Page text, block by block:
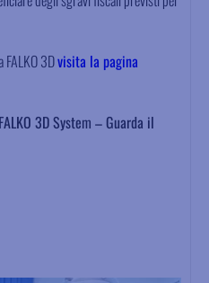
3Dvisita la pagina
3D System – Guarda il